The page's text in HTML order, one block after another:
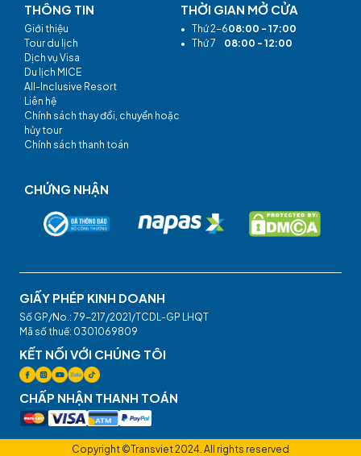
THÔNG TIN
Giới thiệu
Tour du lịch
Dịch vụ Visa
Du lịch MICE
All-Inclusive Resort
Liên hệ
Chính sách thay đổi, chuyển hoặc
hủy tour
Chính sách thanh toán
THỜI GIAN MỞ CỬA
• Thứ 2-608:00 - 17:00
• Thứ 7 08:00 - 12:00
CHỨNG NHẬN
GIẤY PHÉP KINH DOANH
Số GP/No.: 79-217/2021/TCDL-GP LHQT
Mã số thuế: 0301069809
KẾT NỐI VỚI CHÚNG TÔI
CHẤP NHẬN THANH TOÁN
Copyright ©Transviet 2024. All rights reserved